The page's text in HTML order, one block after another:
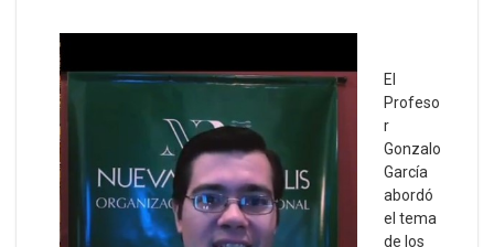
El
Profeso
r
Gonzalo
García
abordó
el tema
de los